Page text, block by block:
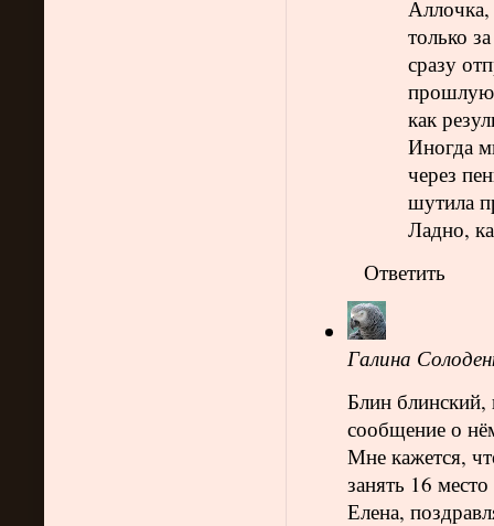
Аллочка,
только
сразу
прошлую
как
Иногда
через
шутила
Ладно,
Ответить
Галина
Блин блинский,
сообщение о
Мне кажется,
занять 16
Елена,